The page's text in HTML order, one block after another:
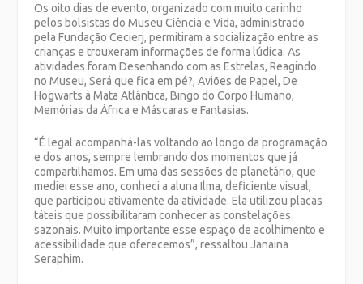
Os oito dias de evento, organizado com muito carinho
pelos bolsistas do Museu Ciência e Vida, administrado
pela Fundação Cecierj, permitiram a socialização entre as
crianças e trouxeram informações de forma lúdica. As
atividades foram Desenhando com as Estrelas, Reagindo
no Museu, Será que fica em pé?, Aviões de Papel, De
Hogwarts à Mata Atlântica, Bingo do Corpo Humano,
Memórias da África e Máscaras e Fantasias.
“É legal acompanhá-las voltando ao longo da programação
e dos anos, sempre lembrando dos momentos que já
compartilhamos. Em uma das sessões de planetário, que
mediei esse ano, conheci a aluna Ilma, deficiente visual,
que participou ativamente da atividade. Ela utilizou placas
táteis que possibilitaram conhecer as constelações
sazonais. Muito importante esse espaço de acolhimento e
acessibilidade que oferecemos”, ressaltou Janaina
Seraphim.